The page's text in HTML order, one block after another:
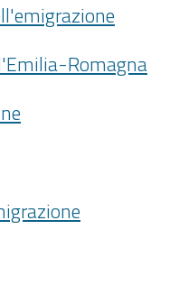
Romagna